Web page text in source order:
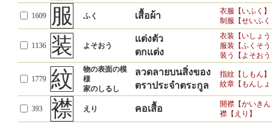
1609 服 ふく เสื้อผ้า
衣服【いふく】
制服【せいふ
1136 装 よそおう
แต่งตัว
ตกแต่ง
衣装【いしょ
服装【ふくそ
装う【よそお
1779 紋
物の表面の模
様
家のしるし
ลวดลายบนสิ่งของ
ตราประจำตระกูล
指紋【しもん】
紋章【もんし
393 襟 えり คอเสื้อ
開襟【かいき
襟【えり】